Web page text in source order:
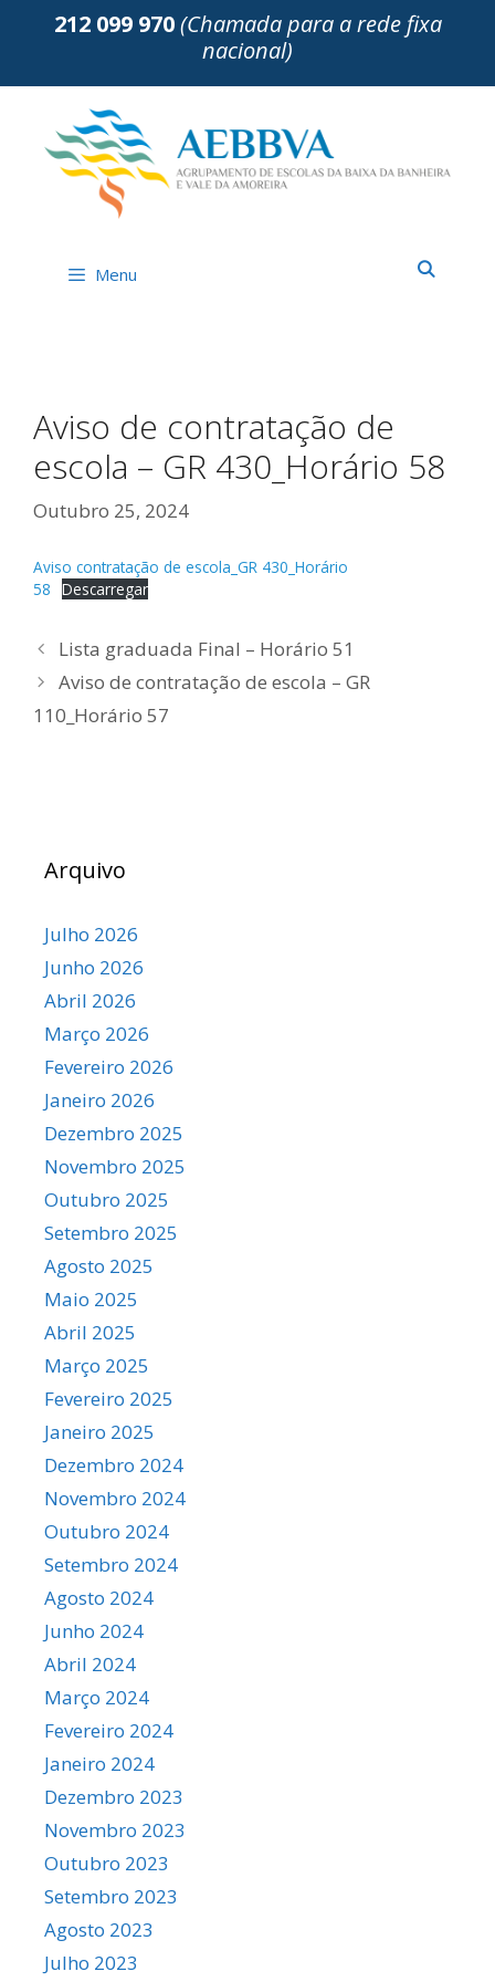
212 099 970(Chamada para a rede fixa
nacional)
Menu
Aviso de contratação de
escola – GR 430_Horário 58
Outubro 25, 2024
Aviso contratação de escola_GR 430_Horário
58 Descarregar
Lista graduada Final – Horário 51
Aviso de contratação de escola – GR
110_Horário 57
Arquivo
Julho 2026
Junho 2026
Abril 2026
Março 2026
Fevereiro 2026
Janeiro 2026
Dezembro 2025
Novembro 2025
Outubro 2025
Setembro 2025
Agosto 2025
Maio 2025
Abril 2025
Março 2025
Fevereiro 2025
Janeiro 2025
Dezembro 2024
Novembro 2024
Outubro 2024
Setembro 2024
Agosto 2024
Junho 2024
Abril 2024
Março 2024
Fevereiro 2024
Janeiro 2024
Dezembro 2023
Novembro 2023
Outubro 2023
Setembro 2023
Agosto 2023
Julho 2023